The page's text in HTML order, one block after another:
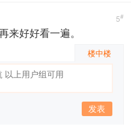
5#
来好好看一遍。
楼中楼
发表